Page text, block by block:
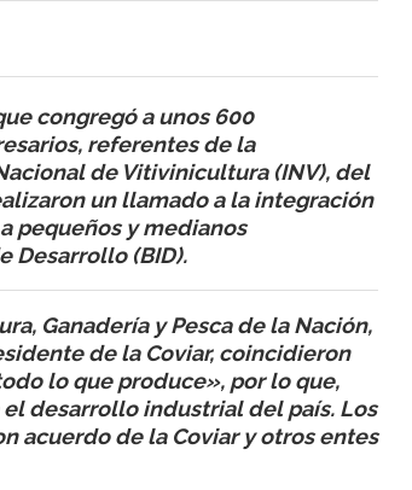
congregó a unos 600
referentes de la
de Vitivinicultura (INV), del
un llamado a la integración
pequeños y medianos
Desarrollo (BID).
Ganadería y Pesca de la Nación,
de la Coviar, coincidieron
lo que produce», por lo que,
desarrollo industrial del país. Los
acuerdo de la Coviar y otros entes